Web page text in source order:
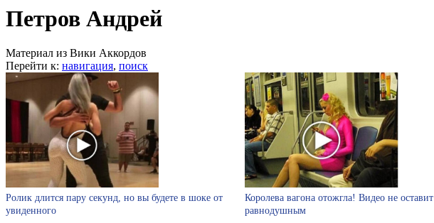
Петров Андрей
Материал из Вики Аккордов
Перейти к: навигация, поиск
Ролик длится пару секунд, но вы будете в шоке от
увиденного
Королева вагона отожгла! Видео не оставит
равнодушным